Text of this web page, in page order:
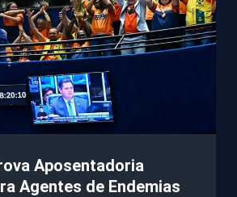
Aposentadoria
Agentes de Endemias